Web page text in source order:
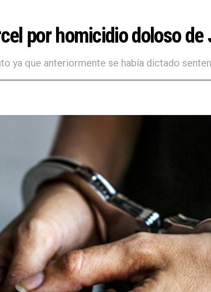
por homicidio doloso de
ya que anteriormente se había dictado